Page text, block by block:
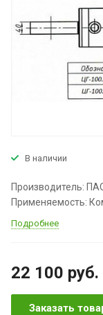
В наличии
Производитель:
Применяемость:
Подробнее
22 100 руб.
Заказать